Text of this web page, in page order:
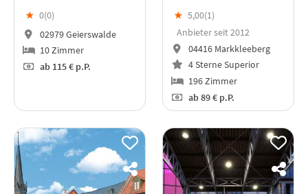
★ 0(0)
02979 Geierswalde
10 Zimmer
ab115 € p.P.
★ 5,00(1)
Anbieter seit 2012
04416 Markkleeberg
4 Sterne Superior
196 Zimmer
ab89 € p.P.